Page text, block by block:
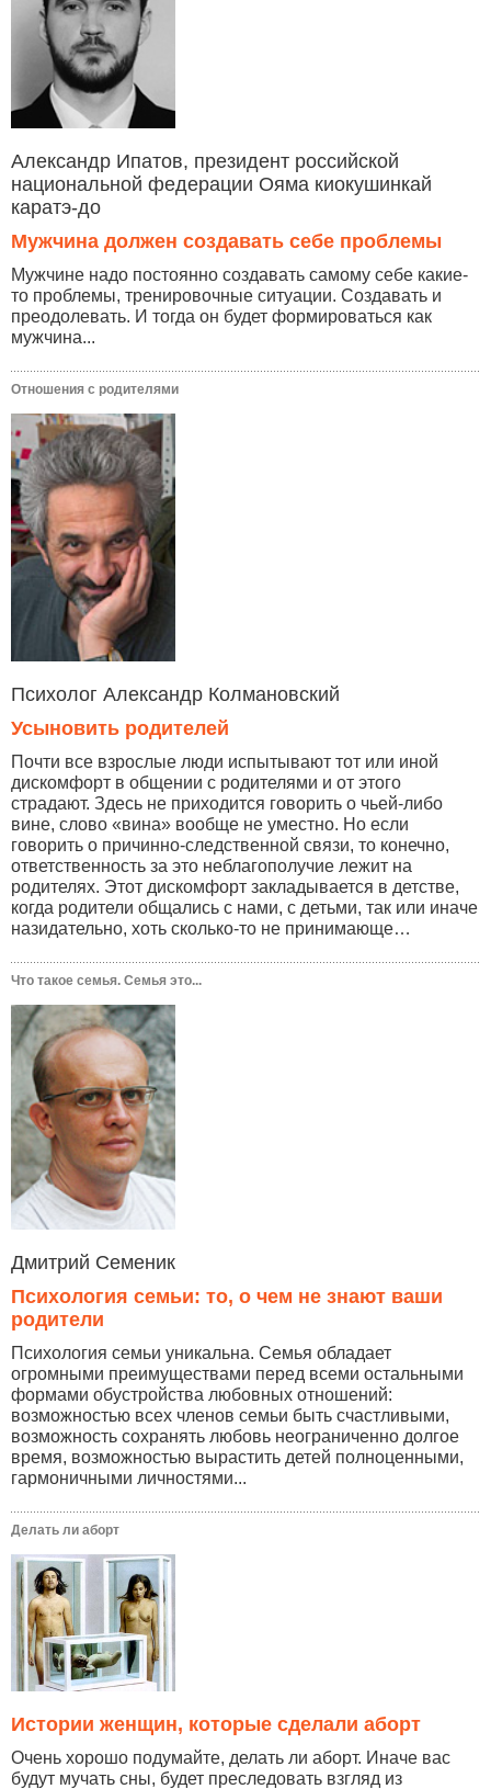
Александр Ипатов, президент российской
национальной федерации Ояма киокушинкай
каратэ-до
Мужчина должен создавать себе проблемы
Мужчине надо постоянно создавать самому себе какие-
то проблемы, тренировочные ситуации. Создавать и
преодолевать. И тогда он будет формироваться как
мужчина...
Отношения с родителями
Психолог Александр Колмановский
Усыновить родителей
Почти все взрослые люди испытывают тот или иной
дискомфорт в общении с родителями и от этого
страдают. Здесь не приходится говорить о чьей-либо
вине, слово «вина» вообще не уместно. Но если
говорить о причинно-следственной связи, то конечно,
ответственность за это неблагополучие лежит на
родителях. Этот дискомфорт закладывается в детстве,
когда родители общались с нами, с детьми, так или иначе
назидательно, хоть сколько-то не принимающе…
Что такое семья. Семья это...
Дмитрий Семеник
Психология семьи: то, о чем не знают ваши
родители
Психология семьи уникальна. Семья обладает
огромными преимуществами перед всеми остальными
формами обустройства любовных отношений:
возможностью всех членов семьи быть счастливыми,
возможность сохранять любовь неограниченно долгое
время, возможностью вырастить детей полноценными,
гармоничными личностями...
Делать ли аборт
Истории женщин, которые сделали аборт
Очень хорошо подумайте, делать ли аборт. Иначе вас
будут мучать сны, будет преследовать взгляд из